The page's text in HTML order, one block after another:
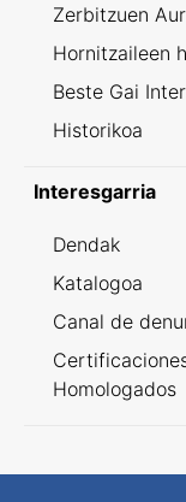
Zerbitzuen
Hornitzaileen
Beste Gai
Historikoa
Interesgarria
Dendak
Katalogoa
Canal de
Homologados